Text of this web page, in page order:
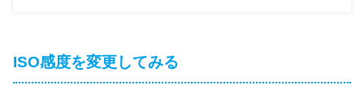
ISO感度を変更してみる